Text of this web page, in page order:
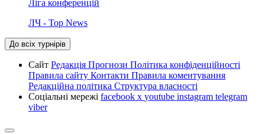
Ліга конференцій
ЛЧ - Top News
До всіх турнірів
Сайт Редакція Прогнози Політика конфіденційності
Правила сайту Контакти Правила коментування
Редакційна політика Структура власності
Соціальні мережі facebook x youtube instagram telegram
viber